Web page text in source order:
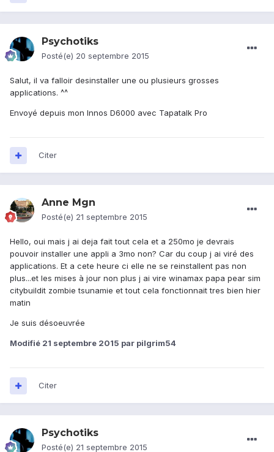
Psychotiks
Posté(e) 20 septembre 2015
Salut, il va falloir desinstaller une ou plusieurs grosses
applications. ^^
Envoyé depuis mon Innos D6000 avec Tapatalk Pro
Citer
Anne Mgn
Posté(e) 21 septembre 2015
Hello, oui mais j ai deja fait tout cela et a 250mo je devrais
pouvoir installer une appli a 3mo non? Car du coup j ai viré des
applications. Et a cete heure ci elle ne se reinstallent pas non
plus...et les mises à jour non plus j ai vire winamax papa pear sim
citybuildit zombie tsunamie et tout cela fonctionnait tres bien hier
matin
Je suis désoeuvrée
Modifié 21 septembre 2015 par pilgrim54
Citer
Psychotiks
Posté(e) 21 septembre 2015